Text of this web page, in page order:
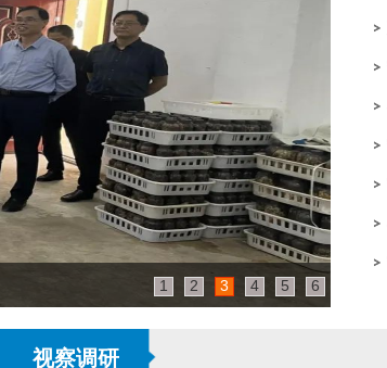
1 2 3 4 5 6
视察调研